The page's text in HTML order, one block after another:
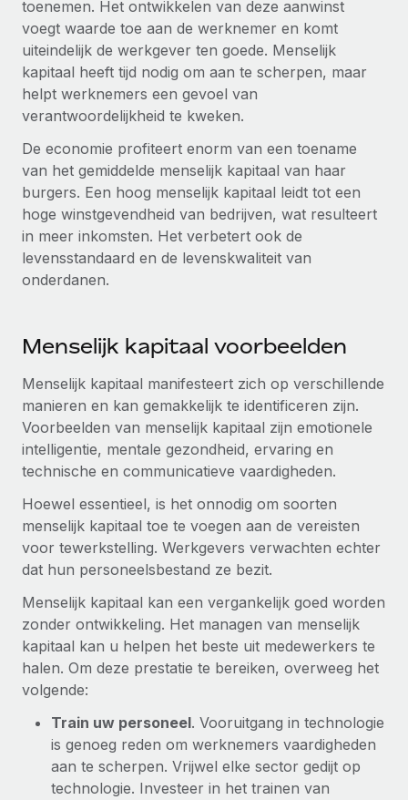
toenemen. Het ontwikkelen van deze aanwinst
voegt waarde toe aan de werknemer en komt
uiteindelijk de werkgever ten goede. Menselijk
kapitaal heeft tijd nodig om aan te scherpen, maar
helpt werknemers een gevoel van
verantwoordelijkheid te kweken.
De economie profiteert enorm van een toename
van het gemiddelde menselijk kapitaal van haar
burgers. Een hoog menselijk kapitaal leidt tot een
hoge winstgevendheid van bedrijven, wat resulteert
in meer inkomsten. Het verbetert ook de
levensstandaard en de levenskwaliteit van
onderdanen.
Menselijk kapitaal voorbeelden
Menselijk kapitaal manifesteert zich op verschillende
manieren en kan gemakkelijk te identificeren zijn.
Voorbeelden van menselijk kapitaal zijn emotionele
intelligentie, mentale gezondheid, ervaring en
technische en communicatieve vaardigheden.
Hoewel essentieel, is het onnodig om soorten
menselijk kapitaal toe te voegen aan de vereisten
voor tewerkstelling. Werkgevers verwachten echter
dat hun personeelsbestand ze bezit.
Menselijk kapitaal kan een vergankelijk goed worden
zonder ontwikkeling. Het managen van menselijk
kapitaal kan u helpen het beste uit medewerkers te
halen. Om deze prestatie te bereiken, overweeg het
volgende:
Train uw personeel. Vooruitgang in technologie
is genoeg reden om werknemers vaardigheden
aan te scherpen. Vrijwel elke sector gedijt op
technologie. Investeer in het trainen van